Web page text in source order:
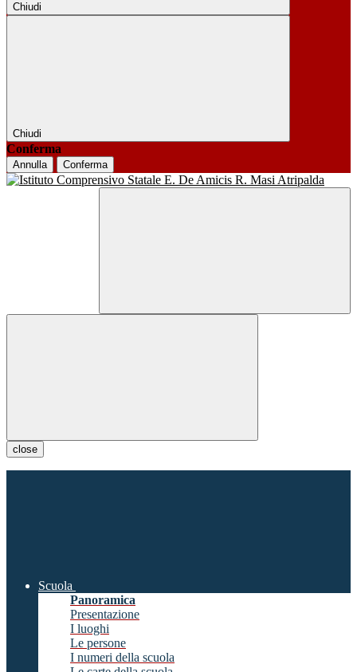
Chiudi
Chiudi
Conferma
Annulla Conferma
close
Scuola
Panoramica
Presentazione
I luoghi
Le persone
I numeri della scuola